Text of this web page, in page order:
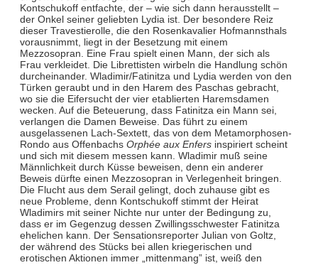
Kontschukoff entfachte, der – wie sich dann herausstellt –
der Onkel seiner geliebten Lydia ist. Der besondere Reiz
dieser Travestierolle, die den Rosenkavalier Hofmannsthals
vorausnimmt, liegt in der Besetzung mit einem
Mezzosopran. Eine Frau spielt einen Mann, der sich als
Frau verkleidet. Die Librettisten wirbeln die Handlung schön
durcheinander. Wladimir/Fatinitza und Lydia werden von den
Türken geraubt und in den Harem des Paschas gebracht,
wo sie die Eifersucht der vier etablierten Haremsdamen
wecken. Auf die Beteuerung, dass Fatinitza ein Mann sei,
verlangen die Damen Beweise. Das führt zu einem
ausgelassenen Lach-Sextett, das von dem Metamorphosen-
Rondo aus Offenbachs Orphée aux Enfersinspiriert scheint
und sich mit diesem messen kann. Wladimir muß seine
Männlichkeit durch Küsse beweisen, denn ein anderer
Beweis dürfte einen Mezzosopran in Verlegenheit bringen.
Die Flucht aus dem Serail gelingt, doch zuhause gibt es
neue Probleme, denn Kontschukoff stimmt der Heirat
Wladimirs mit seiner Nichte nur unter der Bedingung zu,
dass er im Gegenzug dessen Zwillingsschwester Fatinitza
ehelichen kann. Der Sensationsreporter Julian von Goltz,
der während des Stücks bei allen kriegerischen und
erotischen Aktionen immer „mittenmang” ist, weiß den